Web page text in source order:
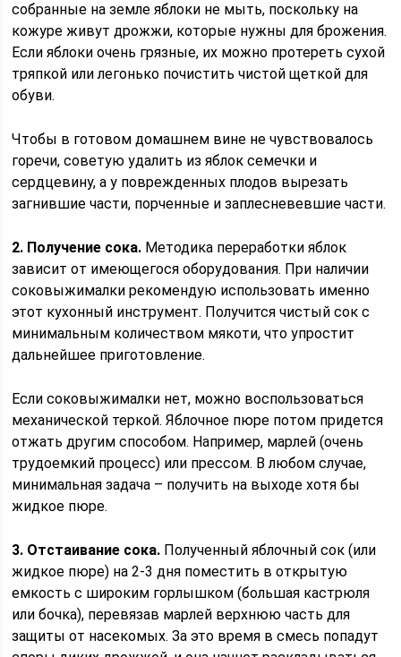
собранные на земле яблоки не мыть, поскольку на
кожуре живут дрожжи, которые нужны для брожения.
Если яблоки очень грязные, их можно протереть сухой
тряпкой или легонько почистить чистой щеткой для
обуви.
Чтобы в готовом домашнем вине не чувствовалось
горечи, советую удалить из яблок семечки и
сердцевину, а у поврежденных плодов вырезать
загнившие части, порченные и заплесневевшие части.
2. Получение сока. Методика переработки яблок
зависит от имеющегося оборудования. При наличии
соковыжималки рекомендую использовать именно
этот кухонный инструмент. Получится чистый сок с
минимальным количеством мякоти, что упростит
дальнейшее приготовление.
Если соковыжималки нет, можно воспользоваться
механической теркой. Яблочное пюре потом придется
отжать другим способом. Например, марлей (очень
трудоемкий процесс) или прессом. В любом случае,
минимальная задача – получить на выходе хотя бы
жидкое пюре.
3. Отстаивание сока. Полученный яблочный сок (или
жидкое пюре) на 2-3 дня поместить в открытую
емкость с широким горлышком (большая кастрюля
или бочка), перевязав марлей верхнюю часть для
защиты от насекомых. За это время в смесь попадут